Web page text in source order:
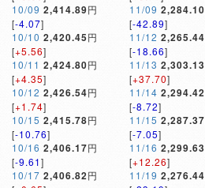
10/09 2,414.89円
[-4.07]
10/10 2,420.45円
[+5.56]
10/11 2,424.80円
[+4.35]
10/12 2,426.54円
[+1.74]
10/15 2,415.78円
[-10.76]
10/16 2,406.17円
[-9.61]
10/17 2,406.82円
11/09 2,284.10
[-42.89]
11/12 2,265.44
[-18.66]
11/13 2,303.13
[+37.70]
11/14 2,294.42
[-8.72]
11/15 2,287.37
[-7.05]
11/16 2,299.63
[+12.26]
11/19 2,276.44